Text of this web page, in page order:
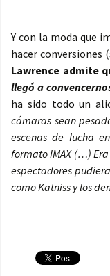
Y con la moda que
hacer conversiones
Lawrence admite
llegó a
ha sido todo un
cámaras sean
escenas de lucha
formato IMAX (…)
espectadores
como Katniss y los